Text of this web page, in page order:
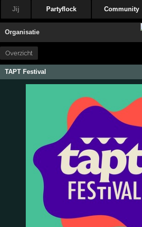
Jij Partyflock Community
Organisatie
Overzicht
TAPT Festival